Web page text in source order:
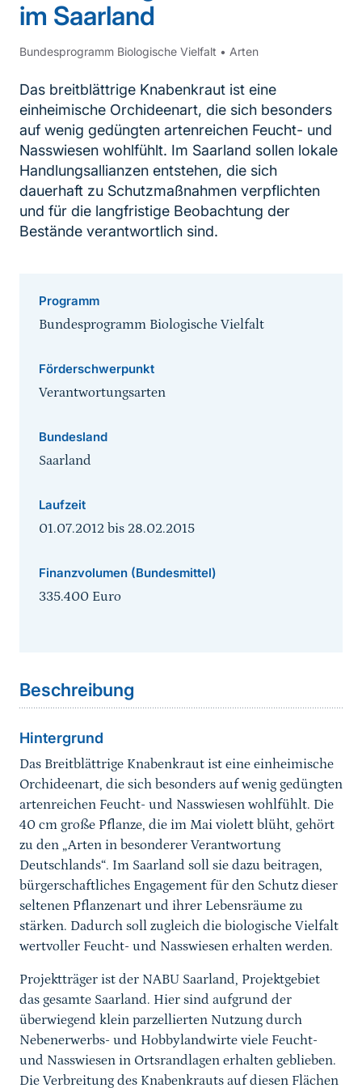
im Saarland
Bundesprogramm Biologische Vielfalt • Arten
Das breitblättrige Knabenkraut ist eine
einheimische Orchideenart, die sich besonders
auf wenig gedüngten artenreichen Feucht- und
Nasswiesen wohlfühlt. Im Saarland sollen lokale
Handlungsallianzen entstehen, die sich
dauerhaft zu Schutzmaßnahmen verpflichten
und für die langfristige Beobachtung der
Bestände verantwortlich sind.
Programm
Bundesprogramm Biologische Vielfalt
Förderschwerpunkt
Verantwortungsarten
Bundesland
Saarland
Laufzeit
01.07.2012 bis 28.02.2015
Finanzvolumen (Bundesmittel)
335.400 Euro
Beschreibung
Hintergrund
Das Breitblättrige Knabenkraut ist eine einheimische
Orchideenart, die sich besonders auf wenig gedüngten
artenreichen Feucht- und Nasswiesen wohlfühlt. Die
40 cm große Pflanze, die im Mai violett blüht, gehört
zu den „Arten in besonderer Verantwortung
Deutschlands“. Im Saarland soll sie dazu beitragen,
bürgerschaftliches Engagement für den Schutz dieser
seltenen Pflanzenart und ihrer Lebensräume zu
stärken. Dadurch soll zugleich die biologische Vielfalt
wertvoller Feucht- und Nasswiesen erhalten werden.
Projektträger ist der NABU Saarland, Projektgebiet
das gesamte Saarland. Hier sind aufgrund der
überwiegend klein parzellierten Nutzung durch
Nebenerwerbs- und Hobbylandwirte viele Feucht-
und Nasswiesen in Ortsrandlagen erhalten geblieben.
Die Verbreitung des Knabenkrauts auf diesen Flächen